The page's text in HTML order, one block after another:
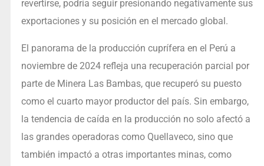
revertirse, podría seguir presionando negativamente sus
exportaciones y su posición en el mercado global.
El panorama de la producción cuprífera en el Perú a
noviembre de 2024 refleja una recuperación parcial por
parte de Minera Las Bambas, que recuperó su puesto
como el cuarto mayor productor del país. Sin embargo,
la tendencia de caída en la producción no solo afectó a
las grandes operadoras como Quellaveco, sino que
también impactó a otras importantes minas, como